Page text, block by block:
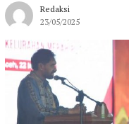
Redaksi
23/05/2025